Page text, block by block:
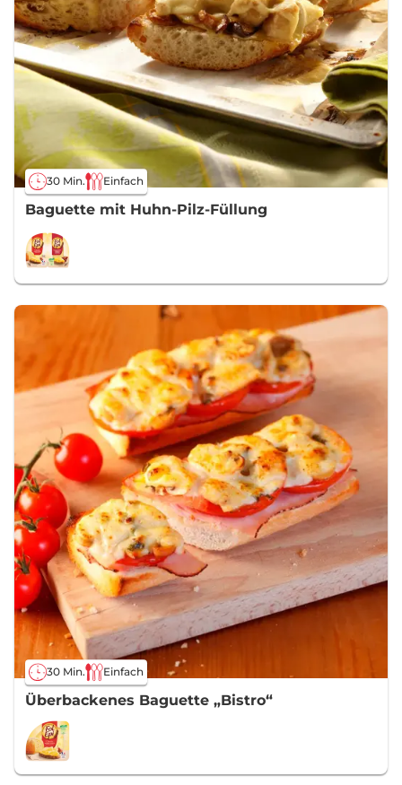
30 Min. Einfach
Baguette mit Huhn-Pilz-Füllung
30 Min. Einfach
Überbackenes Baguette „Bistro“